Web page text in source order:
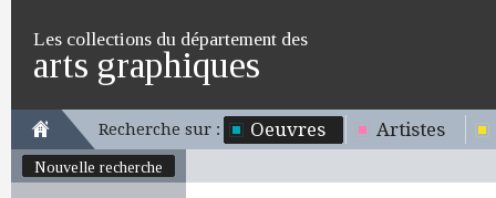
Les collections du département des
arts graphiques
Recherche sur : Oeuvres Artistes
Nouvelle recherche